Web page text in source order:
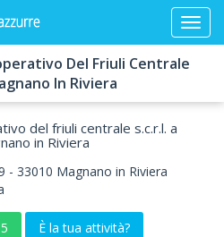
Del Friuli Centrale
In Riviera
del friuli centrale s.c.r.l. a
in Riviera
- 33010 Magnano in Riviera
È la tua attività?